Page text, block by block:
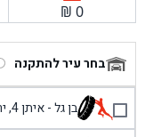
₪ 0
בחר עיר להתקנה
בן גל - איתן 4, ירושלים - ירושלים